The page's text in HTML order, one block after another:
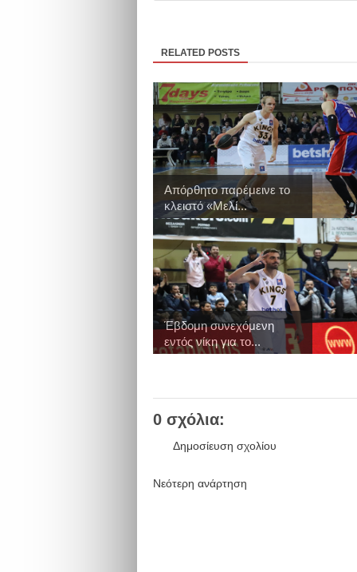
RELATED POSTS
Απόρθητο παρέμεινε το
κλειστό «Μελί...
Έβδομη συνεχόμενη
εντός νίκη για το...
0 σχόλια:
Δημοσίευση σχολίου
Νεότερη ανάρτηση